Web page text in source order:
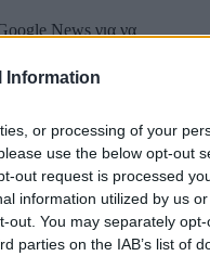
Information
or processing of your
use the below opt-out
out request is processed
information utilized by us
You may separately
parties on the IAB’s list of
News για να